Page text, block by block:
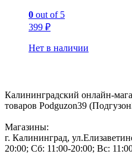
0 out of 5
399 ₽
Нет в наличии
Калининградский онлайн-
товаров Podguzon39
Магазины:
г. Калининград,
20:00; Сб: 11:00-20:00; Вс: